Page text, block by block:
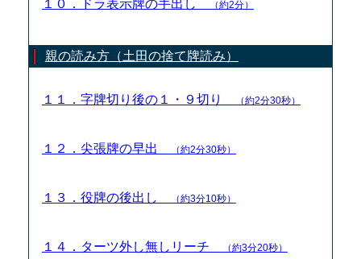
１０．ドラ表示牌の手出し （約2分）
親の読み方（土田の捨て牌読み）
１１．字牌切り後の１・９切り （約2分30秒）
１２．尖張牌の早出 （約2分30秒）
１３．役牌の後出し （約3分10秒）
１４．ターツ外し無しリーチ （約3分20秒）